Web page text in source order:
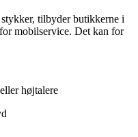
tilbyder butikkerne i
mobilservice. Det kan for
højtalere